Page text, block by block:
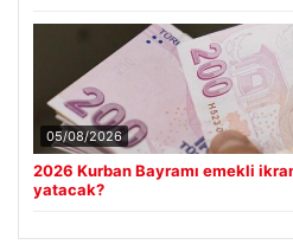
05/08/2026
2026 Kurban Bayramı emekli
yatacak?